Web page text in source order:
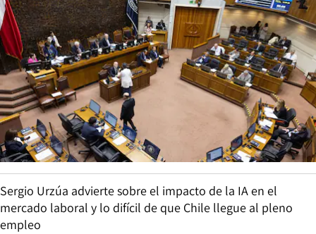
Sergio Urzúa advierte sobre el impacto de la IA en el
mercado laboral y lo difícil de que Chile llegue al pleno
empleo